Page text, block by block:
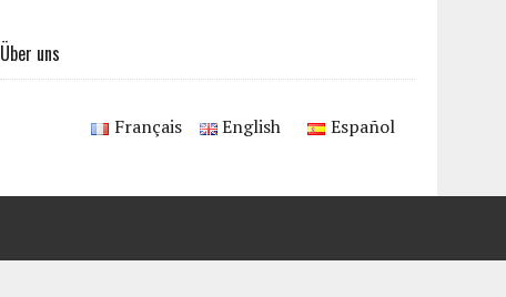
Über uns
Español
English
Français